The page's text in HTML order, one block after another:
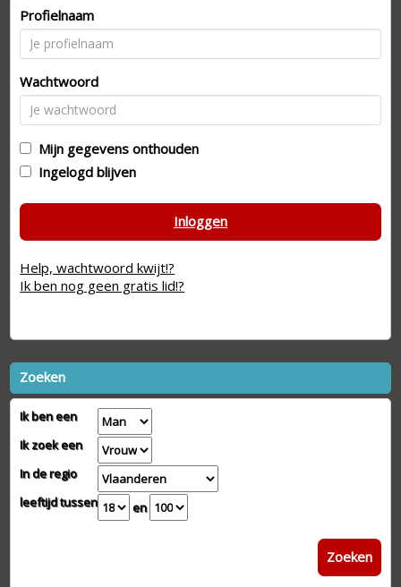
Profielnaam
Wachtwoord
Mijn gegevens onthouden
Ingelogd blijven
Inloggen
Help, wachtwoord kwijt!?
Ik ben nog geen gratis lid!?
Zoeken
Ik ben een
Ik zoek een
In de regio
leeftijd tussen
en
Zoeken